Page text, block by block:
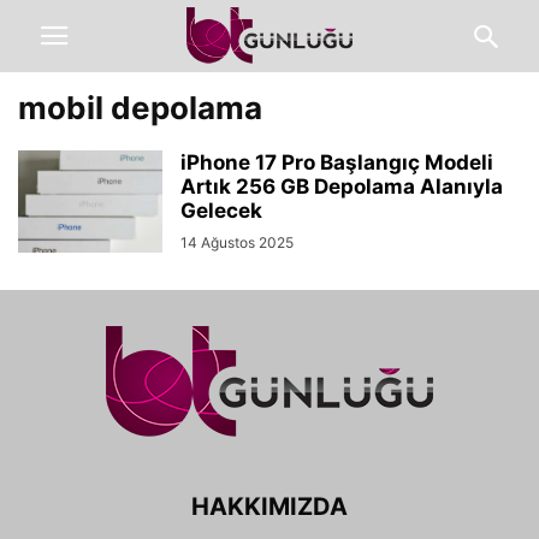
mobil depolama
iPhone 17 Pro Başlangıç Modeli
Artık 256 GB Depolama Alanıyla
Gelecek
14 Ağustos 2025
HAKKIMIZDA